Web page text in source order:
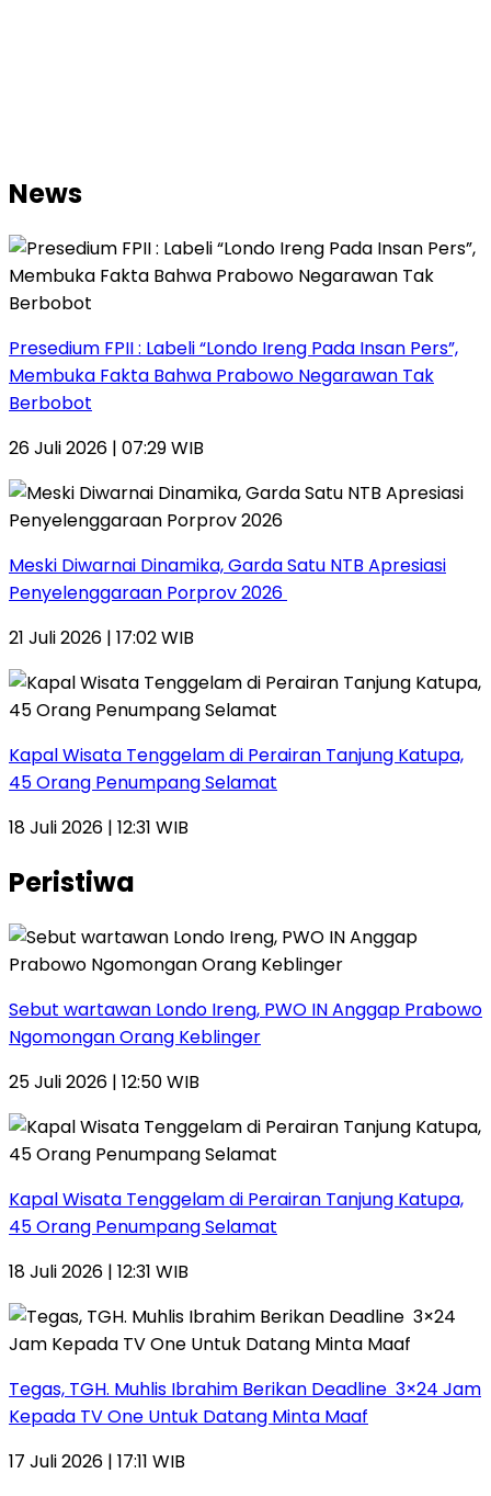
News
Presedium FPII : Labeli “Londo Ireng Pada Insan Pers”,
Membuka Fakta Bahwa Prabowo Negarawan Tak
Berbobot
26 Juli 2026 | 07:29 WIB
Meski Diwarnai Dinamika, Garda Satu NTB Apresiasi
Penyelenggaraan Porprov 2026 ‎
21 Juli 2026 | 17:02 WIB
Kapal Wisata Tenggelam di Perairan Tanjung Katupa,
45 Orang Penumpang Selamat
18 Juli 2026 | 12:31 WIB
Peristiwa
Sebut wartawan Londo Ireng, PWO IN Anggap Prabowo
Ngomongan Orang Keblinger
25 Juli 2026 | 12:50 WIB
Kapal Wisata Tenggelam di Perairan Tanjung Katupa,
45 Orang Penumpang Selamat
18 Juli 2026 | 12:31 WIB
Tegas, TGH. Muhlis Ibrahim Berikan Deadline 3×24 Jam
Kepada TV One Untuk Datang Minta Maaf
17 Juli 2026 | 17:11 WIB